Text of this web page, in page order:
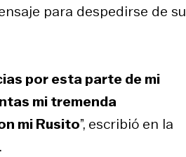
para despedirse de su
por esta parte de mi
mi tremenda
mi Rusito”, escribió en la